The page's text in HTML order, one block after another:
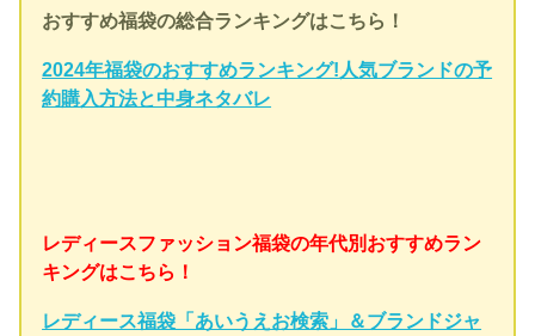
おすすめ福袋の総合ランキングはこちら！
2024年福袋のおすすめランキング!人気ブランドの予
約購入方法と中身ネタバレ
レディースファッション福袋の年代別おすすめラン
キングはこちら！
レディース福袋「あいうえお検索」＆ブランドジャ